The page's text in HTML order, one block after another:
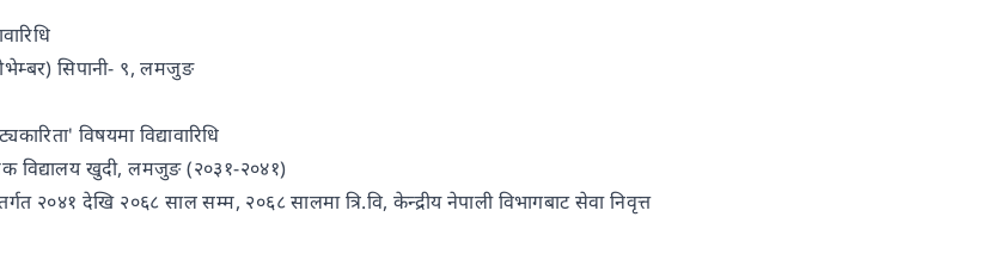
सिपानी- ९, लमजुङ
विषयमा विद्यावारिधि
विद्यालय खुदी, लमजुङ (२०३१-२०४१)
२०४१ देखि २०६८ साल सम्म, २०६८ सालमा त्रि.वि, केन्द्रीय नेपाली विभागबाट सेवा निवृत्त